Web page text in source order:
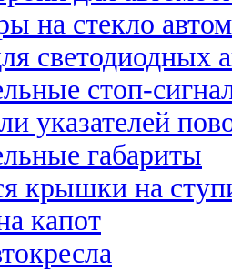
на стекло
светодиодных
стоп-
указателей
габариты
крышки на
капот